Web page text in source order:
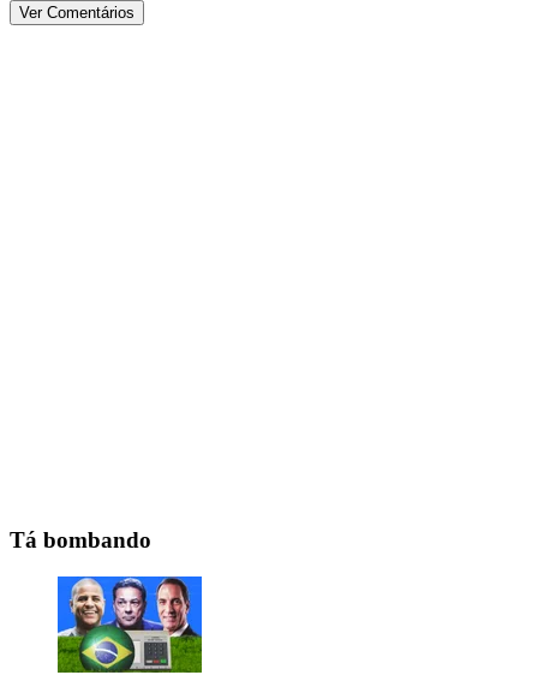
Ver Comentários
Tá bombando